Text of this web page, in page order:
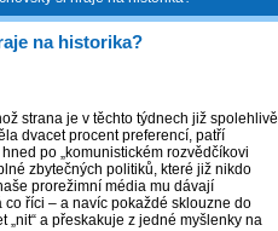
na historika?
strana je v těchto týdnech již spolehlivě
dvacet procent preferencí, patří
po „komunistickém rozvědčíkovi
zbytečných politiků, které již nikdo
prorežimní média mu dávají
říci – a navíc pokaždé sklouzne do
a přeskakuje z jedné myšlenky na